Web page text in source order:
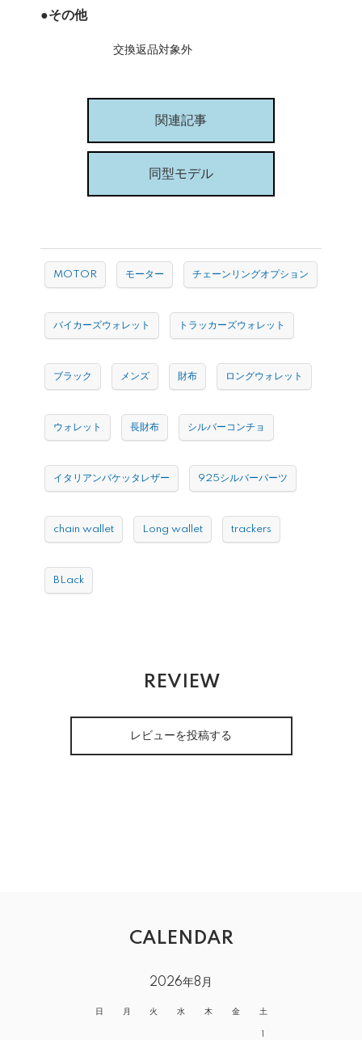
●その他
交換返品対象外
関連記事
同型モデル
MOTOR モーター チェーンリングオプション
バイカーズウォレット トラッカーズウォレット
ブラック メンズ 財布 ロングウォレット
ウォレット 長財布 シルバーコンチョ
イタリアンバケッタレザー 925シルバーパーツ
chain wallet Long wallet trackers
BLack
REVIEW
レビューを投稿する
CALENDAR
2026年8月
日 月 火 水 木 金 土
1